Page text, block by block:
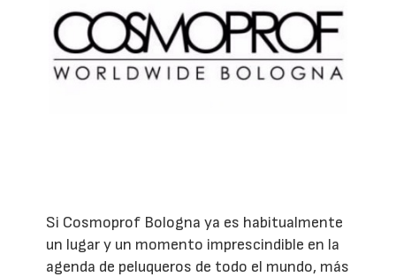
Si Cosmoprof Bologna ya es habitualmente
un lugar y un momento imprescindible en la
agenda de peluqueros de todo el mundo, más